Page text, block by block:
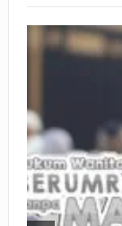
BAGAIMANA
UANG
ISTIDLAL
BAHASA
HUKUM